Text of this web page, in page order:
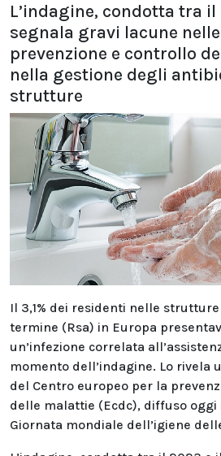
L’indagine, condotta tra il
segnala gravi lacune
prevenzione e controllo
nella gestione degli
strutture
Il 3,1% dei residenti nelle
termine (Rsa) in Europa
un’infezione correlata
momento dell’indagine. Lo rivela
del Centro europeo per la
delle malattie (Ecdc), diffuso oggi
Giornata mondiale dell’igiene